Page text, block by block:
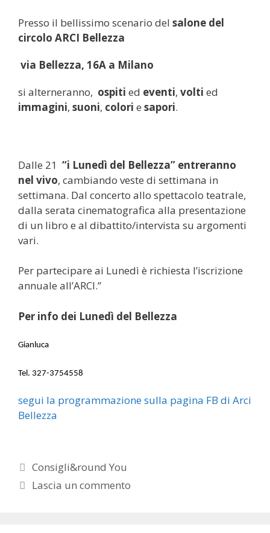
Presso il bellissimo scenario del salone del
circolo ARCI Bellezza
via Bellezza, 16A a Milano
si alterneranno, ospiti ed eventi, volti ed
immagini, suoni, colori e sapori.
Dalle 21 “i Lunedì del Bellezza” entreranno
nel vivo, cambiando veste di settimana in
settimana. Dal concerto allo spettacolo teatrale,
dalla serata cinematografica alla presentazione
di un libro e al dibattito/intervista su argomenti
vari.
Per partecipare ai Lunedì è richiesta l’iscrizione
annuale all’ARCI.”
Per info dei Lunedì del Bellezza
Gianluca
Tel. 327-3754558
segui la programmazione sulla pagina FB di Arci
Bellezza
Categorie
Consigli&round You
Lascia un commento